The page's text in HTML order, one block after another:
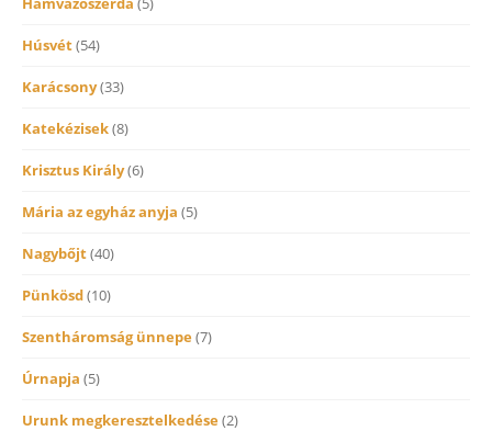
Húsvét(54)
Karácsony(33)
Katekézisek(8)
Krisztus Király(6)
Mária az egyház anyja (5)
Nagybőjt(40)
Pünkösd(10)
Szentháromság ünnepe(7)
Úrnapja (5)
Urunk megkeresztelkedése(2)